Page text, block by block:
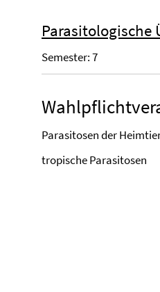
Parasitologische
Semester: 7
Parasitosen der
tropische Parasitosen